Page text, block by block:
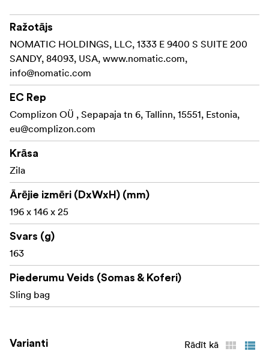
izgatavota no izturīgiem un ūdensizturīgiem materiāliem,
tai ir arī pret viltojumiem izturīgi rāvējslēdzēji.
Regulējama siksnaSiksnu var pagarināt līdz 122 cm un
saīsināt līdz vismaz 66 cm.
Komplektā
Gomatic Access Sling (melns, 0,5 l)
Ražotājs
NOMATIC HOLDINGS, LLC, 1333 E 9400 S SUITE 200
SANDY, 84093, USA, www.nomatic.com,
info@nomatic.com
EC Rep
Complizon OÜ , Sepapaja tn 6, Tallinn, 15551, Estonia,
eu@complizon.com
Krāsa
Zila
Ārējie izmēri (DxWxH) (mm)
196 x 146 x 25
Svars (g)
163
Piederumu Veids (Somas & Koferi)
Sling bag
Varianti Rādīt kā